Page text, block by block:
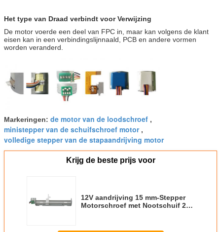
Het type van Draad verbindt voor Verwijzing
De motor voerde een deel van FPC in, maar kan volgens de klant
eisen kan in een verbindingslijnnaald, PCB en andere vormen
worden veranderd.
Markeringen: de motor van de loodschroef ,
ministepper van de schuifschroef motor,
volledige stepper van de stapaandrijving motor
Krijg de beste prijs voor
12V aandrijving 15 mm-Stepper
Motorschroef met Nootschuif 2